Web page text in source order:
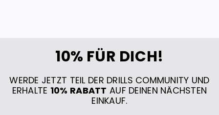
10% FÜR DICH!
WERDE JETZT TEIL DER DRILLS COMMUNITY UND
ERHALTE 10% RABATT AUF DEINEN NÄCHSTEN
EINKAUF.